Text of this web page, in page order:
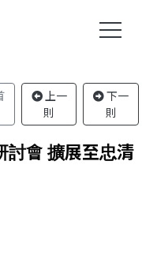
上一
則
下一
則
討會 擴展至忠清